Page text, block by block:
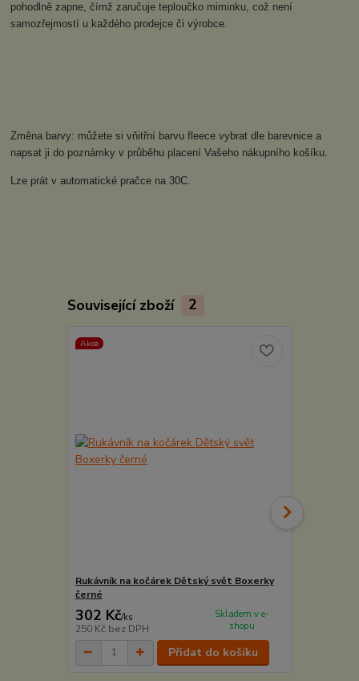
pohodlně zapne, čímž zaručuje teploučko miminku, což není
samozřejmostí u každého prodejce či výrobce.
Změna barvy: můžete si vňitřní barvu fleece vybrat dle barevnice a
napsat ji do poznámky v průběhu placení Vašeho nákupního košíku.
Lze prát v automatické pračce na 30C.
Související zboží 2
Akce
Rukávník na kočárek Dětský svět Boxerky
černé
302 Kč/ks
250 Kč bez DPH
Skladem v e-
shopu
Přidat do košíku